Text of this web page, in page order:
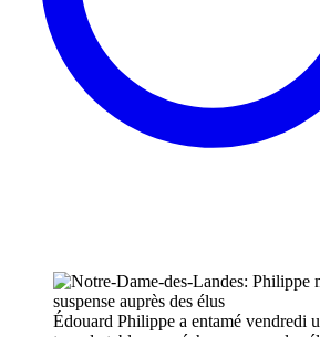
Édouard Philippe a entamé vendredi